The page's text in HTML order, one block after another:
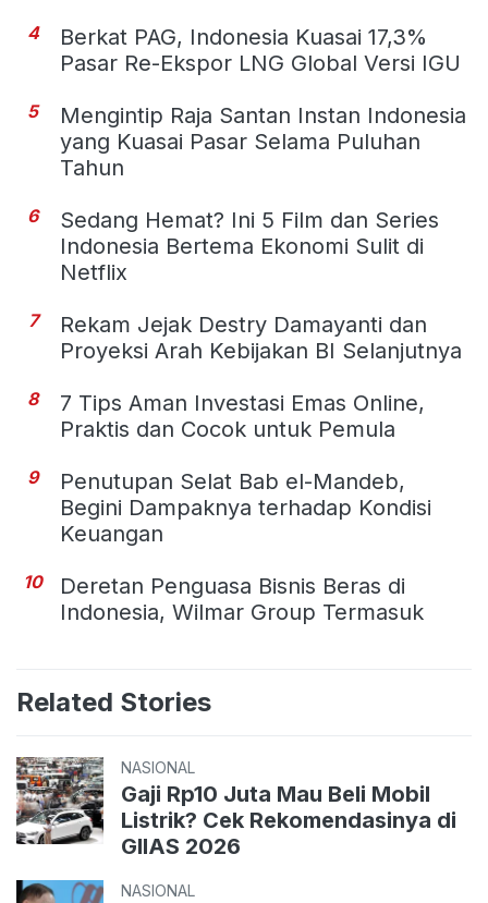
4
Berkat PAG, Indonesia Kuasai 17,3%
Pasar Re-Ekspor LNG Global Versi IGU
5
Mengintip Raja Santan Instan Indonesia
yang Kuasai Pasar Selama Puluhan
Tahun
6
Sedang Hemat? Ini 5 Film dan Series
Indonesia Bertema Ekonomi Sulit di
Netflix
7
Rekam Jejak Destry Damayanti dan
Proyeksi Arah Kebijakan BI Selanjutnya
8
7 Tips Aman Investasi Emas Online,
Praktis dan Cocok untuk Pemula
9
Penutupan Selat Bab el-Mandeb,
Begini Dampaknya terhadap Kondisi
Keuangan
10
Deretan Penguasa Bisnis Beras di
Indonesia, Wilmar Group Termasuk
Related Stories
NASIONAL
Gaji Rp10 Juta Mau Beli Mobil
Listrik? Cek Rekomendasinya di
GIIAS 2026
NASIONAL